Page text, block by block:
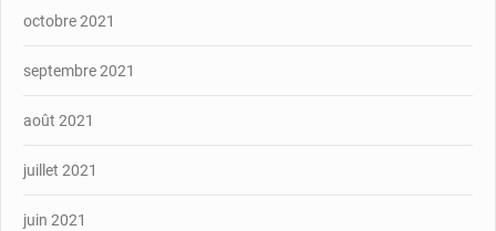
octobre 2021
septembre 2021
août 2021
juillet 2021
juin 2021